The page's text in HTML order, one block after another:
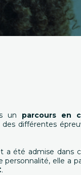
un parcours en
différentes
a été admise dans
elle a
.